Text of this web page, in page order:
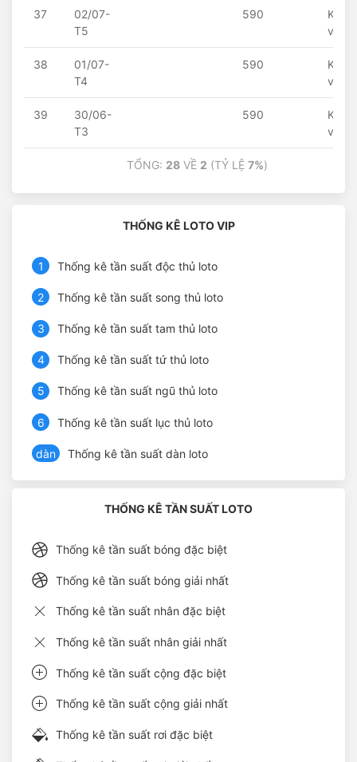
37
02/07-
T5
590
về
38
01/07-
T4
590
về
39
30/06-
T3
590
về
TỔNG: 28 VỀ 2 (TỶ LỆ 7%)
THỐNG KÊ LOTO VIP
1 Thống kê tần suất độc thủ loto
2 Thống kê tần suất song thủ loto
3 Thống kê tần suất tam thủ loto
4 Thống kê tần suất tứ thủ loto
5 Thống kê tần suất ngũ thủ loto
6 Thống kê tần suất lục thủ loto
dàn Thống kê tần suất dàn loto
THỐNG KÊ TẦN SUẤT LOTO
Thống kê tần suất bóng đặc biệt
Thống kê tần suất bóng giải nhất
Thống kê tần suất nhân đặc biệt
Thống kê tần suất nhân giải nhất
Thống kê tần suất cộng đặc biệt
Thống kê tần suất cộng giải nhất
Thống kê tần suất rơi đặc biệt